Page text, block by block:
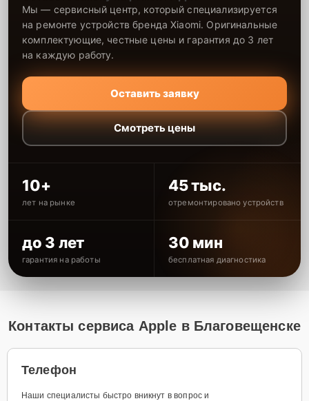
Мы — сервисный центр, который специализируется
на ремонте устройств бренда Xiaomi. Оригинальные
комплектующие, честные цены и гарантия до 3 лет
на каждую работу.
Оставить заявку
Смотреть цены
10+
лет на рынке
45 тыс.
отремонтировано устройств
до 3 лет
гарантия на работы
30 мин
бесплатная диагностика
Контакты сервиса Apple в Благовещенске
Телефон
Наши специалисты быстро вникнут в вопрос и